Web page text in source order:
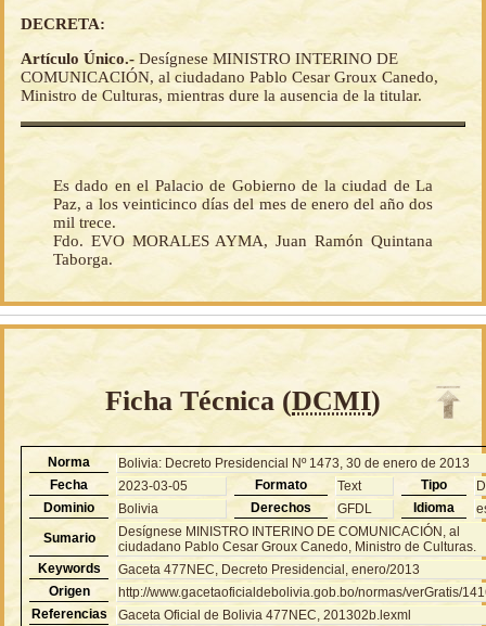
DECRETA:
Artículo Único.- Desígnese MINISTRO INTERINO DE
COMUNICACIÓN, al ciudadano Pablo Cesar Groux Canedo,
Ministro de Culturas, mientras dure la ausencia de la titular.
Es dado en el Palacio de Gobierno de la ciudad de La
Paz, a los veinticinco días del mes de enero del año dos
mil trece.
Fdo. EVO MORALES AYMA, Juan Ramón Quintana
Taborga.
Ficha Técnica (DCMI)
Norma
Bolivia: Decreto Presidencial Nº 1473, 30 de enero de 2013
Fecha
2023-03-05 Formato Text Tipo
Dominio
Bolivia Derechos GFDL Idioma
Sumario
Desígnese MINISTRO INTERINO DE COMUNICACIÓN, al
ciudadano Pablo Cesar Groux Canedo, Ministro de Culturas.
Keywords
Gaceta 477NEC, Decreto Presidencial, enero/2013
Origen
http://www.gacetaoficialdebolivia.gob.bo/normas/verGratis/
Referencias
Gaceta Oficial de Bolivia 477NEC, 201302b.lexml